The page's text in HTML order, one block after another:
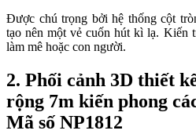
Được chú trọng bởi hệ thống cột
tạo nên một vẻ cuốn hút kì lạ. Kiến
làm mê hoặc con người.
2. Phối cảnh 3D thiết
rộng 7m kiến phong
Mã số NP1812